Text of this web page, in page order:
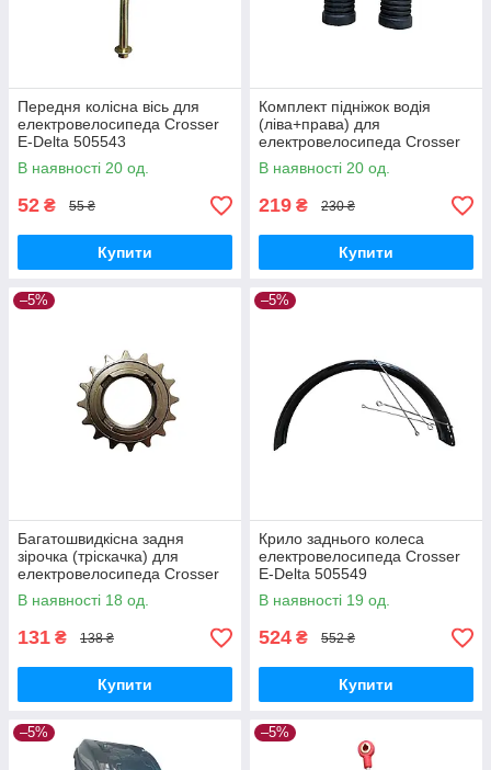
Передня колісна вісь для
електровелосипеда Crosser
E-Delta 505543
В наявності 20 од.
52 ₴ 55 ₴
Купити
Комплект підніжок водія
(ліва+права) для
електровелосипеда Crosser
E-Delta 505545
В наявності 20 од.
219 ₴ 230 ₴
Купити
–5%
Багатошвидкісна задня
зірочка (тріскачка) для
електровелосипеда Crosser
E-Delta 505547
В наявності 18 од.
131 ₴ 138 ₴
Купити
–5%
Крило заднього колеса
електровелосипеда Crosser
E-Delta 505549
В наявності 19 од.
524 ₴ 552 ₴
Купити
–5% –5%